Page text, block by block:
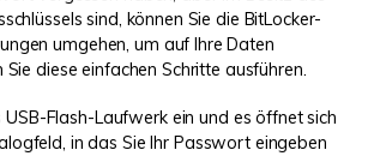
sind, können Sie die BitLocker-
umgehen, um auf Ihre Daten
diese einfachen Schritte ausführen.
USB-Flash-Laufwerk ein und es öffnet sich
in das Sie Ihr Passwort eingeben